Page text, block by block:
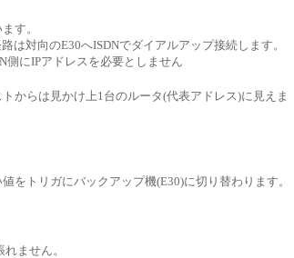
す。
は対向のE30へISDNでダイアルアップ接続します。
にIPアドレスを必要としません
からは見かけ上1台のルータ(代表アドレス)に見えま
をトリガにバックアップ機(E30)に切り替わります。
ません。